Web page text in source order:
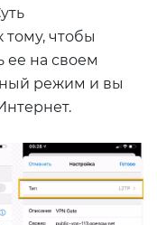
тому, чтобы
ее на своем
режим и вы